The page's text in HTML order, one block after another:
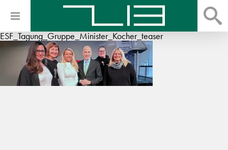
ESF_Tagung_Gruppe_Minister_Kocher_teaser